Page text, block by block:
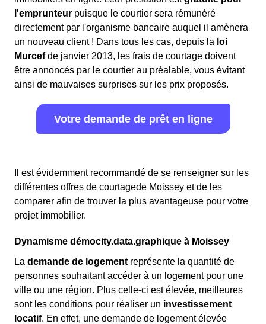
l'emprunteur puisque le courtier sera rémunéré
directement par l'organisme bancaire auquel il amènera
un nouveau client ! Dans tous les cas, depuis la loi
Murcefde janvier 2013, les frais de courtage doivent
être annoncés par le courtier au préalable, vous évitant
ainsi de mauvaises surprises sur les prix proposés.
Votre demande de prêt en ligne
Il est évidemment recommandé de se renseigner sur les
différentes offres de courtagede Moissey et de les
comparer afin de trouver la plus avantageuse pour votre
projet immobilier.
Dynamisme démocity.data.graphique à Moissey
La demande de logement représente la quantité de
personnes souhaitant accéder à un logement pour une
ville ou une région. Plus celle-ci est élevée, meilleures
sont les conditions pour réaliser un investissement
locatif. En effet, une demande de logement élevée